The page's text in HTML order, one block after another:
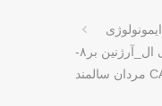
ایمونولوژی
تأثیر هشت هفته تمرین همزمان با مکمل‌دهی ال_آرژنین بر۸-